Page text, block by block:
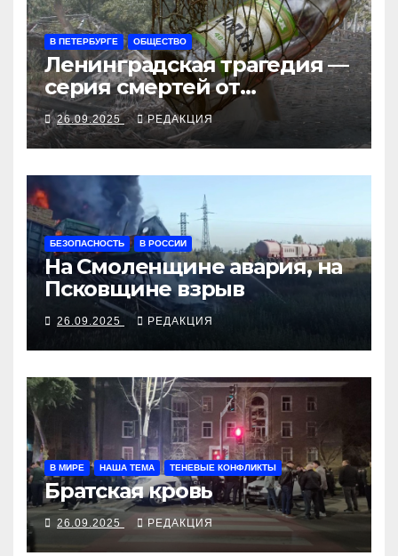
В ПЕТЕРБУРГЕ ОБЩЕСТВО
Ленинградская трагедия —
серия смертей от
алкосуррогата
26.09.2025 РЕДАКЦИЯ
БЕЗОПАСНОСТЬ В РОССИИ
На Смоленщине авария, на
Псковщине взрыв
26.09.2025 РЕДАКЦИЯ
В МИРЕ НАША ТЕМА ТЕНЕВЫЕ КОНФЛИКТЫ
Братская кровь
26.09.2025 РЕДАКЦИЯ